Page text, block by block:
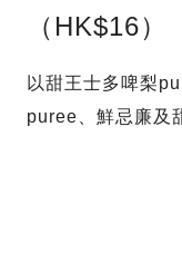
（HK$16）
以甜王士多啤梨
puree、鮮忌廉及